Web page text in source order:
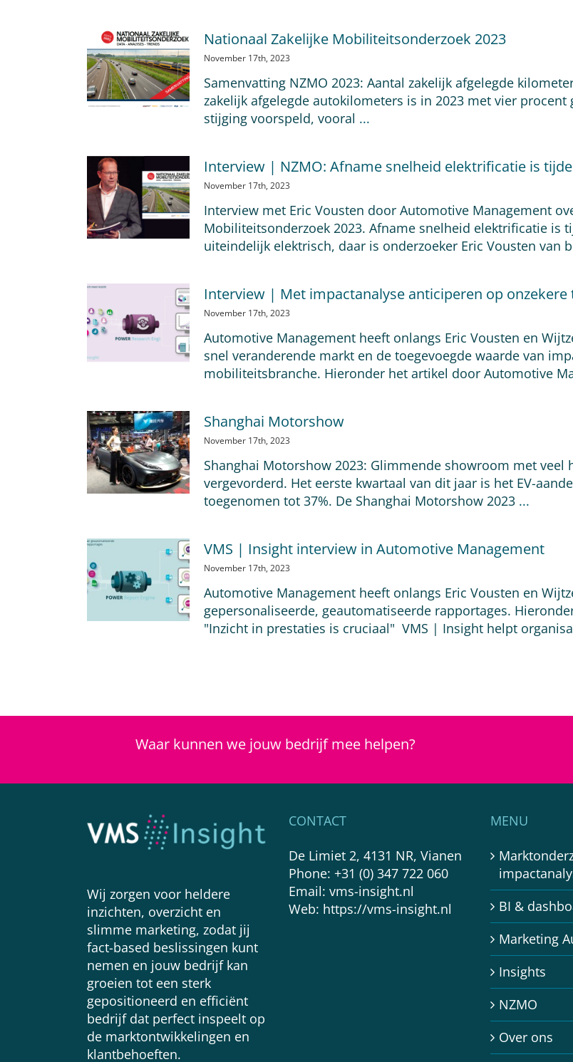
Nationaal Zakelijke Mobiliteitsonderzoek 2023
November 17th, 2023
Samenvatting NZMO 2023: Aantal zakelijk afgelegde
zakelijk afgelegde autokilometers is in 2023 met vier
stijging voorspeld, vooral ...
Interview | NZMO: Afname snelheid elektrificatie is
November 17th, 2023
Interview met Eric Vousten door Automotive Management
Mobiliteitsonderzoek 2023. Afname snelheid elektrificatie is
uiteindelijk elektrisch, daar is onderzoeker Eric Vousten van
Interview | Met impactanalyse anticiperen op
November 17th, 2023
Automotive Management heeft onlangs Eric Vousten en
snel veranderende markt en de toegevoegde waarde van
mobiliteitsbranche. Hieronder het artikel door Automotive
Shanghai Motorshow
November 17th, 2023
Shanghai Motorshow 2023: Glimmende showroom met
vergevorderd. Het eerste kwartaal van dit jaar is het EV-
toegenomen tot 37%. De Shanghai Motorshow 2023...
VMS | Insight interview in Automotive Management
November 17th, 2023
Automotive Management heeft onlangs Eric Vousten en
gepersonaliseerde, geautomatiseerde rapportages.
"Inzicht in prestaties is cruciaal" VMS | Insight helpt
Waar kunnen we jouw bedrijf mee helpen?
Wij zorgen voor heldere
inzichten, overzicht en
slimme marketing, zodat jij
fact-based beslissingen kunt
nemen en jouw bedrijf kan
groeien tot een sterk
gepositioneerd en efficiënt
bedrijf dat perfect inspeelt op
de marktontwikkelingen en
klantbehoeften.
CONTACT
De Limiet 2, 4131 NR, Vianen
Phone: +31 (0) 347 722 060
Email: vms-insight.nl
Web: https://vms-insight.nl
MENU
BI &
Marketing
Insights
NZMO
Over ons